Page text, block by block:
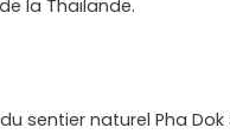
la Thaïlande.
sentier naturel Pha Dok